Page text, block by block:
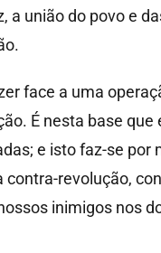
união do povo e
face a uma
É nesta base
e isto faz-se
revolução,
inimigos nos